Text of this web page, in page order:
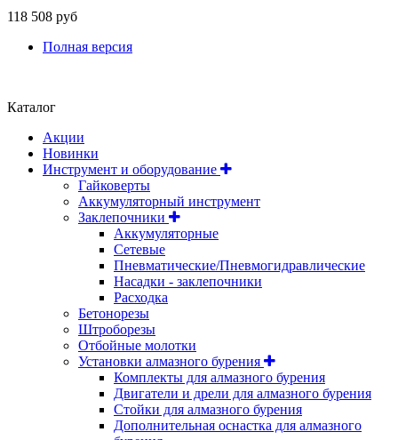
118 508 руб
Полная версия
Каталог
Акции
Новинки
Инструмент и оборудование
Гайковерты
Аккумуляторный инструмент
Заклепочники
Аккумуляторные
Сетевые
Пневматические/Пневмогидравлические
Насадки - заклепочники
Расходка
Бетонорезы
Штроборезы
Отбойные молотки
Установки алмазного бурения
Комплекты для алмазного бурения
Двигатели и дрели для алмазного бурения
Стойки для алмазного бурения
Дополнительная оснастка для алмазного